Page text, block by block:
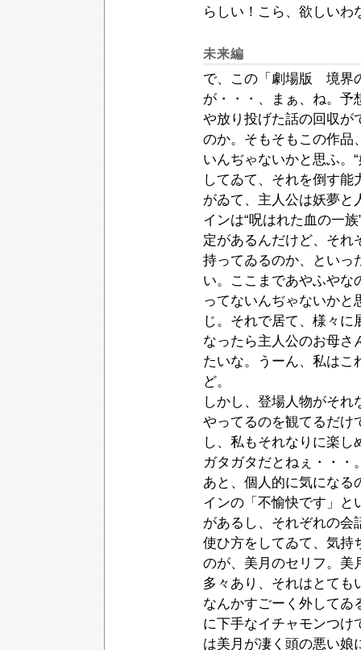
らしい！こら、欲しいわ
未来編
で、この「劇場版 境界
が・・・、まぁ、ね。予
や放り投げた話の回収が
のか。そもそもこの作品
いんぢゃないかと思ふ。
してゐて、それを倒す能
がゐて、主人公は妖夢と
インは“呪はれた血の一
定があるんだけど、それ
持ってゐるのか、といっ
い。ここまであやふやな
ってないんぢゃないかと
じ。それで居て、様々
なったら主人公のお母さ
たいな。うーん、私はこ
ど。
しかし、登場人物がそ
やってるのを観てるだけ
し、私もそれなりに楽
ガタガタだとねぇ・・・
あと、個人的に気になる
インの「不愉快です」と
があるし、それぞれの会
使ひ方をしてゐて、気持
のが、美月のセリフ。美
多々あり、それはとても
なんかすごーく外してゐ
に下手なイチャモンつけ
は美月が凄く頭の悪い娘